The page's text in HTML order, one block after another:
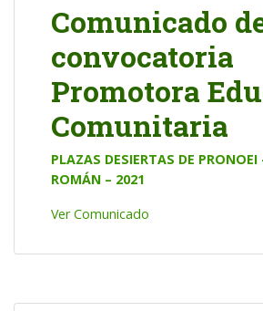
Comunicado
convocatoria
Promotora
Comunitaria
PLAZAS DESIERTAS DE PRONOEI
ROMÁN – 2021
Ver Comunicado